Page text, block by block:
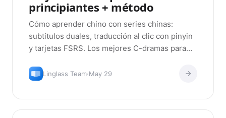
principiantes + método
Cómo aprender chino con series chinas:
subtítulos duales, traducción al clic con pinyin
y tarjetas FSRS. Los mejores C-dramas para
Linglass Team·May 29